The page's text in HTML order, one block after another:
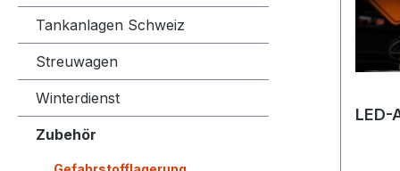
Tankanlagen Schweiz
Streuwagen
Winterdienst
Zubehör